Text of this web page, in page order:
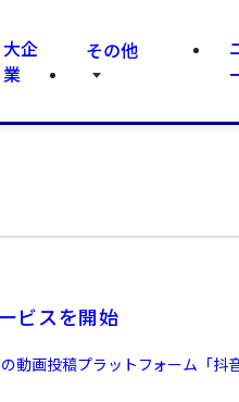
大企
業
その他
ビスを開始
動画投稿プラットフォーム「抖